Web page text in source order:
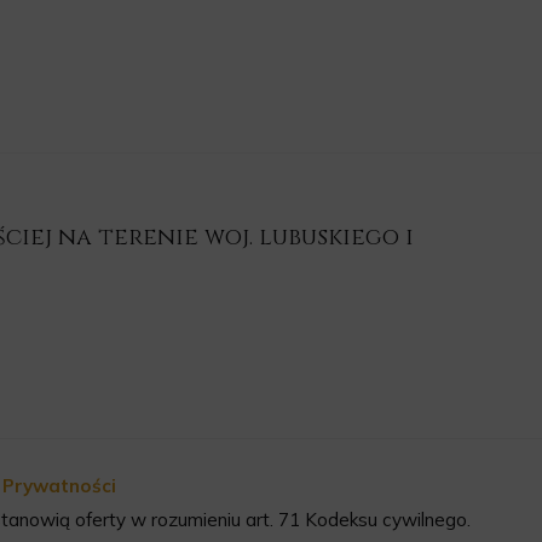
na terenie woj. lubuskiego i
oferty w rozumieniu art. 71 Kodeksu cywilnego.